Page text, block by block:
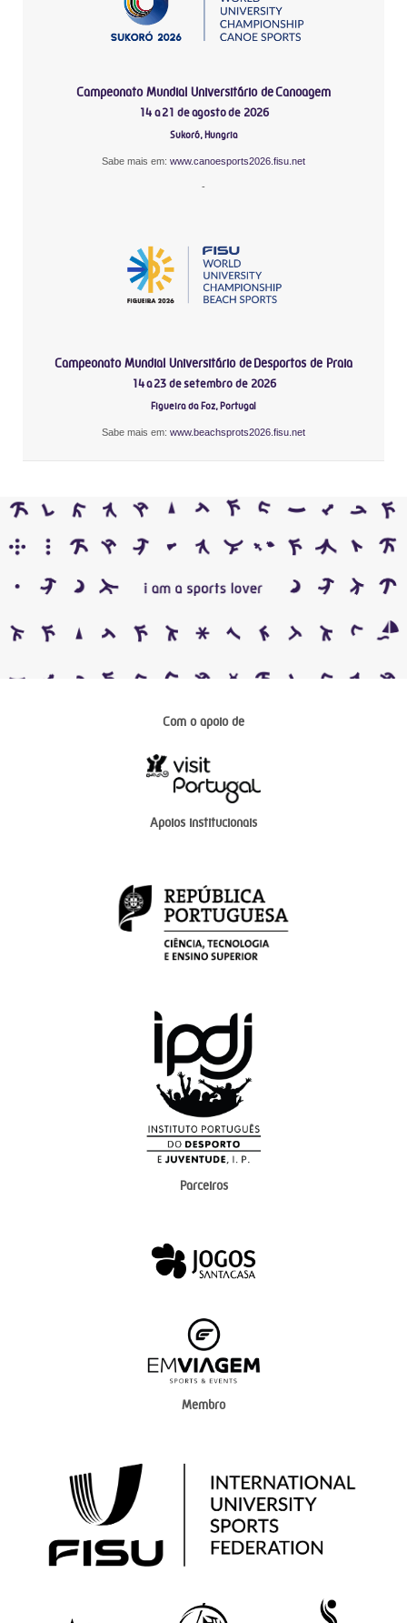
Campeonato Mundial Universitário de Canoagem
14 a 21 de agosto de 2026
Sukoró, Hungria
Sabe mais em: www.canoesports2026.fisu.net
-
Campeonato Mundial Universitário de Desportos de Praia
14 a 23 de setembro de 2026
Figueira da Foz, Portugal
Sabe mais em: www.beachsprots2026.fisu.net
Com o apoio de
Apoios institucionais
Parceiros
Membro